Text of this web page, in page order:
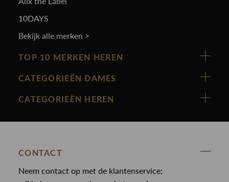
10DAYS
Bekijk alle merken >
TOP 10 MERKEN HEREN
Vanguard
Cast Iron
CATEGORIEËN DAMES
Nieuw binnen
Blouses
Broeken
CATEGORIEËN HEREN
Broeken
Colberts
CONTACT
Neem contact op met de klantenservice;